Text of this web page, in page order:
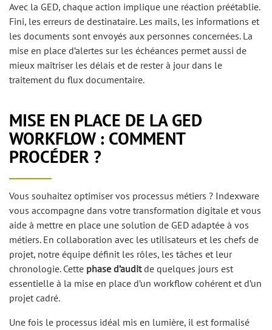
Avec la GED, chaque action implique une réaction préétablie.
Fini, les erreurs de destinataire. Les mails, les informations et
les documents sont envoyés aux personnes concernées. La
mise en place d’alertes sur les échéances permet aussi de
mieux maîtriser les délais et de rester à jour dans le
traitement du flux documentaire.
MISE EN PLACE DE LA GED
WORKFLOW : COMMENT
PROCÉDER ?
Vous souhaitez optimiser vos processus métiers ? Indexware
vous accompagne dans votre transformation digitale et vous
aide à mettre en place une solution de GED adaptée à vos
métiers. En collaboration avec les utilisateurs et les chefs de
projet, notre équipe définit les rôles, les tâches et leur
chronologie. Cette phase d’auditde quelques jours est
essentielle à la mise en place d’un workflow cohérent et d’un
projet cadré.
Une fois le processus idéal mis en lumière, il est formalisé